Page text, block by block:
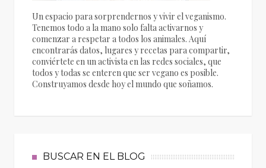
Un espacio para sorprendernos y vivir el veganismo.
Tenemos todo a la mano solo falta activarnos y
comenzar a respetar a todos los animales. Aquí
encontrarás datos, lugares y recetas para compartir,
conviértete en un activista en las redes sociales, que
todos y todas se enteren que ser vegano es posible.
Construyamos desde hoy el mundo que soñamos.
BUSCAR EN EL BLOG